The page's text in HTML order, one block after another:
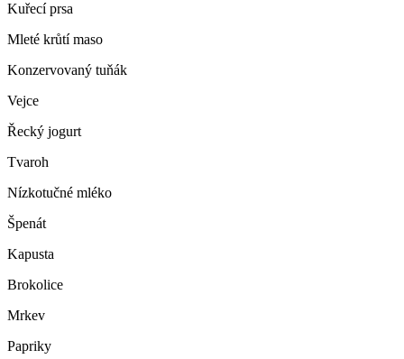
Kuřecí prsa
Mleté krůtí maso
Konzervovaný tuňák
Vejce
Řecký jogurt
Tvaroh
Nízkotučné mléko
Špenát
Kapusta
Brokolice
Mrkev
Papriky